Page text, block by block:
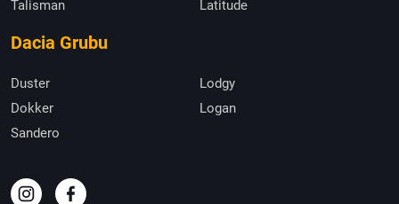
Talisman
Latitude
Dacia Grubu
Duster
Lodgy
Dokker
Logan
Sandero